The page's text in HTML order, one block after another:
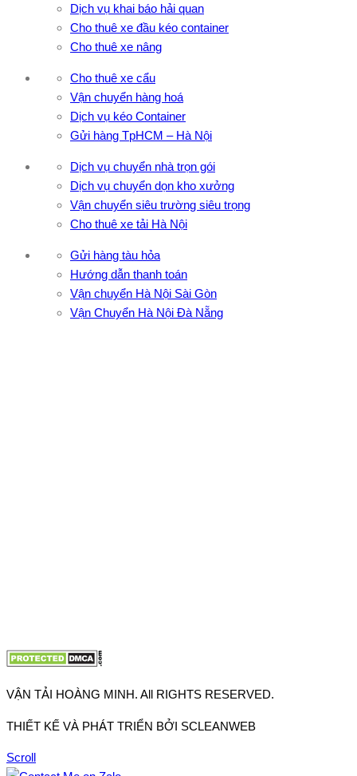
Dịch vụ khai báo hải quan
Cho thuê xe đầu kéo container
Cho thuê xe nâng
Cho thuê xe cẩu
Vận chuyển hàng hoá
Dịch vụ kéo Container
Gửi hàng TpHCM – Hà Nội
Dịch vụ chuyển nhà trọn gói
Dịch vụ chuyển dọn kho xưởng
Vận chuyển siêu trường siêu trọng
Cho thuê xe tải Hà Nội
Gửi hàng tàu hỏa
Hướng dẫn thanh toán
Vận chuyển Hà Nội Sài Gòn
Vận Chuyển Hà Nội Đà Nẵng
VẬN TẢI HOÀNG MINH. All RIGHTS RESERVED.
THIẾT KẾ VÀ PHÁT TRIỂN BỞI SCLEANWEB
Scroll